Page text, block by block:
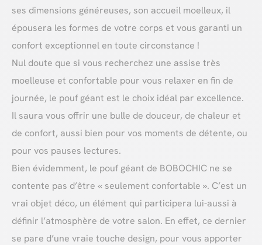
ses dimensions généreuses, son accueil moelleux, il
épousera les formes de votre corps et vous garanti un
confort exceptionnel en toute circonstance !
Nul doute que si vous recherchez une assise très
moelleuse et confortable pour vous relaxer en fin de
journée, le pouf géant est le choix idéal par excellence.
Il saura vous offrir une bulle de douceur, de chaleur et
de confort, aussi bien pour vos moments de détente, ou
pour vos pauses lectures.
Bien évidemment, le pouf géant de BOBOCHIC ne se
contente pas d’être « seulement confortable ». C’est un
vrai objet déco, un élément qui participera lui-aussi à
définir l’atmosphère de votre salon. En effet, ce dernier
se pare d’une vraie touche design, pour vous apporter